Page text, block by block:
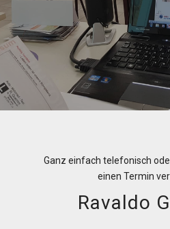
Ganz einfach telefonisch
einen Termin
Ravaldo